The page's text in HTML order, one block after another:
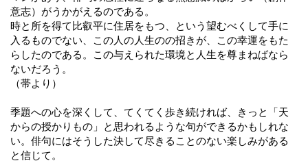
意志）がうかがえるのである。
時と所を得て比叡平に住居をもつ、という望むべくして手に
入るものでない、この人の人生のの招きが、この幸運をもた
らしたのである。この与えられた環境と人生を尊まねばなら
ないだろう。
（帯より）
季題への心を深くして、てくてく歩き続ければ、きっと「天
からの授かりもの」と思われるような句ができるかもしれな
い。俳句にはそうした決して尽きることのない楽しみがある
と信じて。